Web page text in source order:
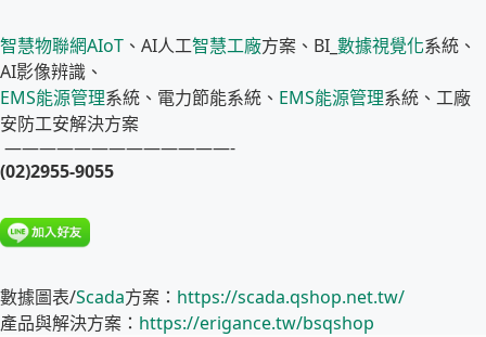
智慧物聯網AIoT 、AI人工智慧工廠方案、BI_ 數據視覺化系統、
AI影像辨識、
EMS能源管理系統、電力節能系統、 EMS能源管理系統、工廠
安防工安解決方案
—————————————-
(02)2955-9055
數據圖表/Scada方案： https://scada.qshop.net.tw/
產品與解決方案： https://erigance.tw/bsqshop